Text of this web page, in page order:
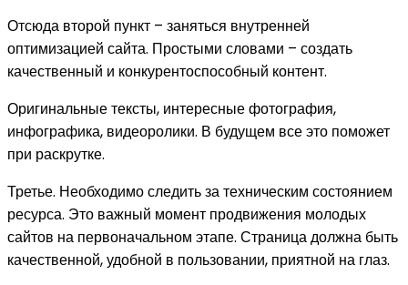
Отсюда второй пункт – заняться внутренней
оптимизацией сайта. Простыми словами – создать
качественный и конкурентоспособный контент.
Оригинальные тексты, интересные фотография,
инфографика, видеоролики. В будущем все это поможет
при раскрутке.
Третье. Необходимо следить за техническим состоянием
ресурса. Это важный момент продвижения молодых
сайтов на первоначальном этапе. Страница должна быть
качественной, удобной в пользовании, приятной на глаз.